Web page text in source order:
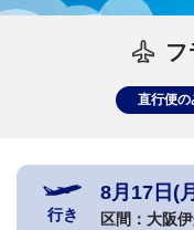
フ
直行便の
行き
8月17日(
区間： 大阪